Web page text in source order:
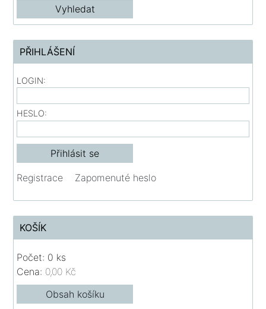
PŘIHLÁŠENÍ
LOGIN:
HESLO:
Registrace Zapomenuté heslo
KOŠÍK
Počet: 0 ks
Cena: 0,00 Kč
Obsah košíku